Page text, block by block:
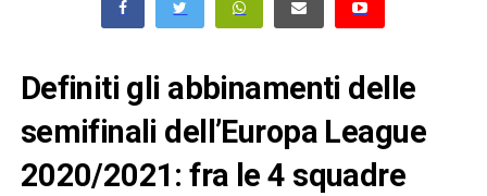
Definiti gli abbinamenti delle
semifinali dell’Europa League
2020/2021: fra le 4 squadre